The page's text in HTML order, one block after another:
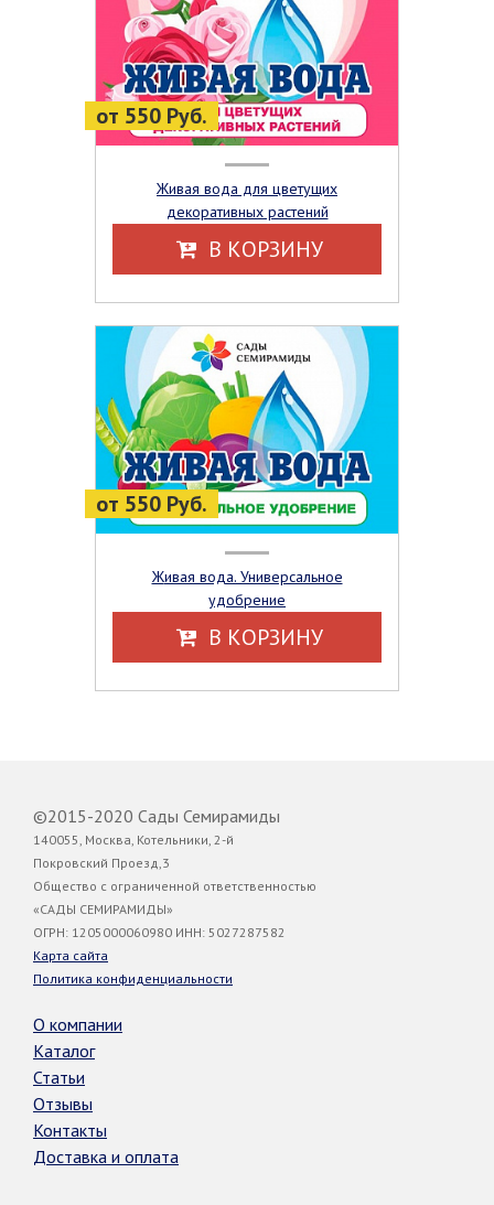
от 550 Руб.
Живая вода для цветущих
декоративных растений
В КОРЗИНУ
от 550 Руб.
Живая вода. Универсальное
удобрение
В КОРЗИНУ
©2015-2020 Сады Семирамиды
140055, Москва, Котельники, 2-й
Покровский Проезд,3
Общество с ограниченной ответственностью
«САДЫ СЕМИРАМИДЫ»
ОГРН: 1205000060980 ИНН: 5027287582
Карта сайта
Политика конфиденциальности
О компании
Каталог
Статьи
Отзывы
Контакты
Доставка и оплата